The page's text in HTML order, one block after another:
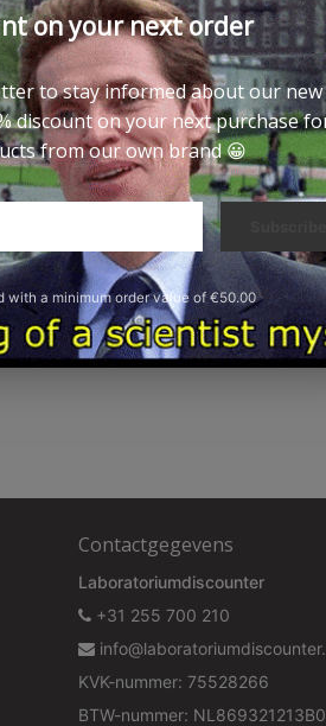
Contactgegevens
Laboratoriumdiscounter
+31 255 700 210
KVK-nummer: 75528266
BTW-nummer:
on your next order
to stay informed about our new
discount on your next purchase
from our own brand 😀
with a minimum order value of €50.00